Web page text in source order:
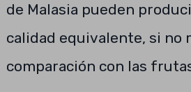
de Malasia pueden
calidad equivalente, si no
comparación con las